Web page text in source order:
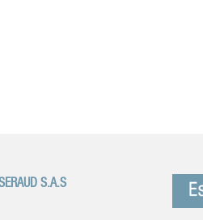
S.A.S